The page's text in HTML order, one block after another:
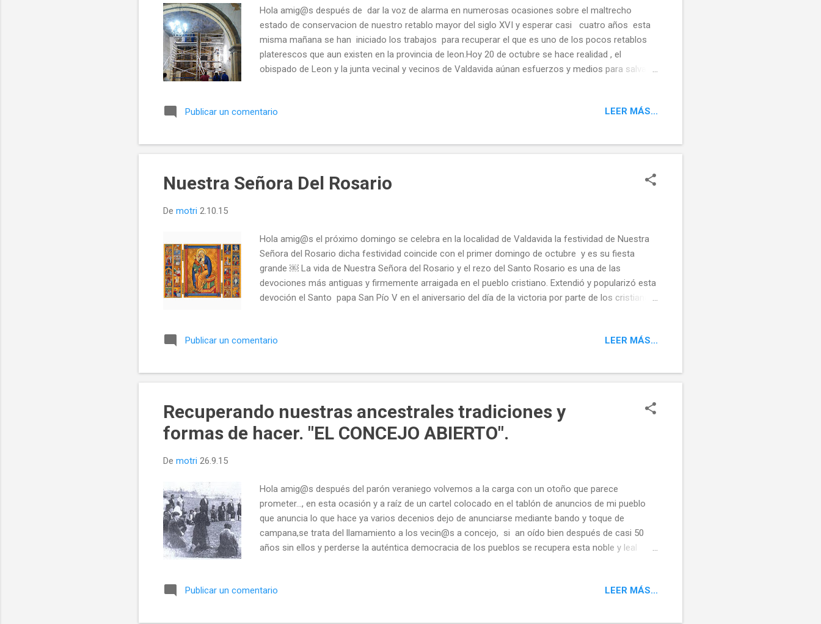
Hola amig@s después de dar la voz de alarma en numerosas ocasiones sobre el maltrecho
estado de conservacion de nuestro retablo mayor del siglo XVI y esperar casi cuatro años esta
misma mañana se han iniciado los trabajos para recuperar el que es uno de los pocos retablos
platerescos que aun existen en la provincia de leon.Hoy 20 de octubre se hace realidad , el
obispado de Leon y la junta vecinal y vecinos de Valdavida aúnan esfuerzos y medios para salvar
posterior traslado al taller diocesano donde se procederá a su recuperación y restauración que
por el paso de los siglos, y Volverlo a montar en su lugar de origen para disfrute de vecinos y
visita...
Publicar un comentario LEER MÁS...
Nuestra Señora Del Rosario
De motri 2.10.15
Hola amig@s el próximo domingo se celebra en la localidad de Valdavida la festividad de Nuestra
Señora del Rosario dicha festividad coincide con el primer domingo de octubre y es su fiesta
grande ￼ La vida de Nuestra Señora del Rosario y el rezo del Santo Rosario es una de las
devociones más antiguas y firmemente arraigada en el pueblo cristiano. Extendió y popularizó esta
devoción el Santo papa San Pío V en el aniversario del día de la victoria por parte de los cristianos
Señora del Rosario en valdavida Durante la procesion y si el tiempo nos lo permite estaremos
procesión, donde echaremos en falta a Nisia recientementente fallecida, sirvan estas lineas como
homenaje a s...
Publicar un comentario LEER MÁS...
Recuperando nuestras ancestrales tradiciones y
formas de hacer. "EL CONCEJO ABIERTO".
De motri 26.9.15
Hola amig@s después del parón veraniego volvemos a la carga con un otoño que parece
prometer..., en esta ocasión y a raíz de un cartel colocado en el tablón de anuncios de mi pueblo
que anuncia lo que hace ya varios decenios dejo de anunciarse mediante bando y toque de
campana,se trata del llamamiento a los vecin@s a concejo, si an oído bien después de casi 50
años sin ellos y perderse la auténtica democracia de los pueblos se recupera esta noble y leal
milenios lo hacían nuestros ancestros,quiero agradecer con estas lineas a la junta vecinal de mi
tratar esta la restauración de nuestro retablo mayor, pues no todos los días se puede tratar un
Publicar un comentario LEER MÁS...